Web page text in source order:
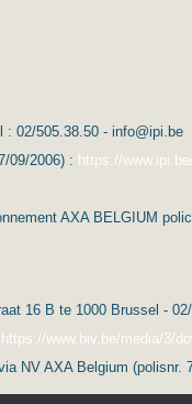
: 02/505.38.50 - info@ipi.be
09/2006) : https://
AXA BELGIUM
16 B te 1000 Brussel -
https://www.biv.be/media/3/
NV AXA Belgium (polisnr.